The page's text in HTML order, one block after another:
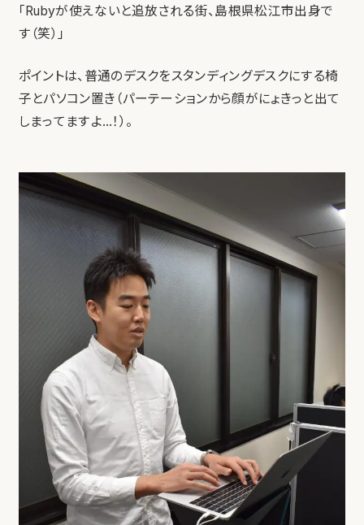
「Rubyが使えないと追放される街、島根県松江市出身で
す（笑）」
ポイントは、普通のデスクをスタンディングデスクにする椅
子とパソコン置き（パーテーションから顔がにょきっと出て
しまってますよ…！）。